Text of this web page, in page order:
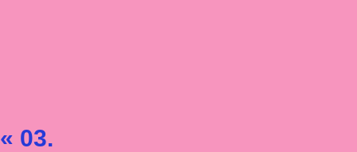
« 03.